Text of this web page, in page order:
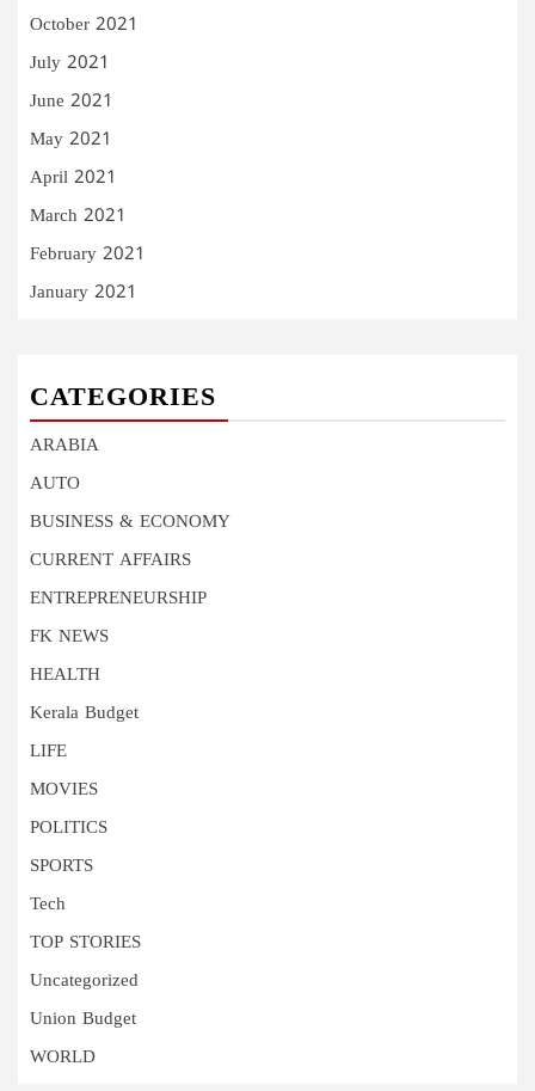
October 2021
July 2021
June 2021
May 2021
April 2021
March 2021
February 2021
January 2021
CATEGORIES
ARABIA
AUTO
BUSINESS & ECONOMY
CURRENT AFFAIRS
ENTREPRENEURSHIP
FK NEWS
HEALTH
Kerala Budget
LIFE
MOVIES
POLITICS
SPORTS
Tech
TOP STORIES
Uncategorized
Union Budget
WORLD